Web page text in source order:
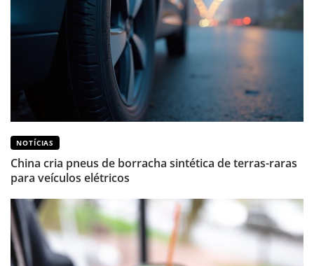
NOTÍCIAS
China cria pneus de borracha sintética de terras-raras
para veículos elétricos